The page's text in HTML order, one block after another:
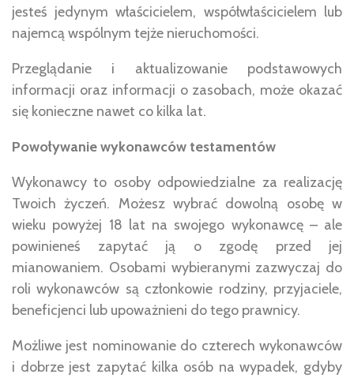
jesteś jedynym właścicielem, współwłaścicielem lub
najemcą wspólnym tejże nieruchomości.
Przeglądanie i aktualizowanie podstawowych
informacji oraz informacji o zasobach, może okazać
się konieczne nawet co kilka lat.
Powoływanie wykonawców testamentów
Wykonawcy to osoby odpowiedzialne za realizację
Twoich życzeń. Możesz wybrać dowolną osobę w
wieku powyżej 18 lat na swojego wykonawcę – ale
powinieneś zapytać ją o zgodę przed jej
mianowaniem. Osobami wybieranymi zazwyczaj do
roli wykonawców są członkowie rodziny, przyjaciele,
beneficjenci lub upoważnieni do tego prawnicy.
Możliwe jest nominowanie do czterech wykonawców
i dobrze jest zapytać kilka osób na wypadek, gdyby